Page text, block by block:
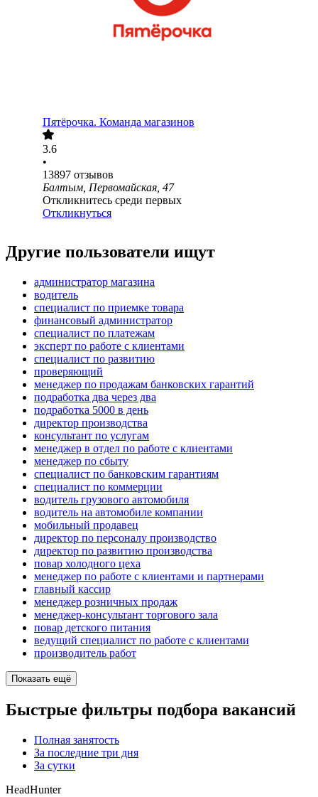
Пятёрочка. Команда магазинов
3.6
•
13897 отзывов
Балтым, Первомайская, 47
Откликнитесь среди первых
Откликнуться
Другие пользователи ищут
администратор магазина
водитель
специалист по приемке товара
финансовый администратор
специалист по платежам
эксперт по работе с клиентами
специалист по развитию
проверяющий
менеджер по продажам банковских гарантий
подработка два через два
подработка 5000 в день
директор производства
консультант по услугам
менеджер в отдел по работе с клиентами
менеджер по сбыту
специалист по банковским гарантиям
специалист по коммерции
водитель грузового автомобиля
водитель на автомобиле компании
мобильный продавец
директор по персоналу производство
директор по развитию производства
повар холодного цеха
менеджер по работе с клиентами и партнерами
главный кассир
менеджер розничных продаж
менеджер-консультант торгового зала
повар детского питания
ведущий специалист по работе с клиентами
производитель работ
Показать ещё
Быстрые фильтры подбора вакансий
Полная занятость
За последние три дня
За сутки
HeadHunter